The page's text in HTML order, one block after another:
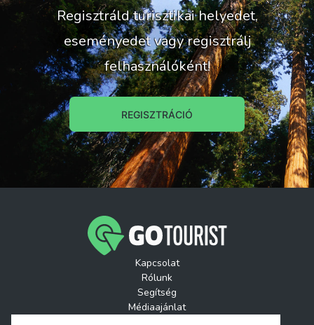
Regisztráld turisztikai helyedet,
eseményedet vagy regisztrálj
felhasználóként!
REGISZTRÁCIÓ
Kapcsolat
Rólunk
Segítség
Médiaajánlat